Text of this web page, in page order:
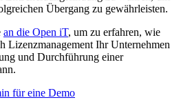
Übergang zu gewährleisten.
an die Open iT, um zu erfahren, wie
Lizenzmanagement Ihr Unternehmen
und Durchführung einer
für eine Demo